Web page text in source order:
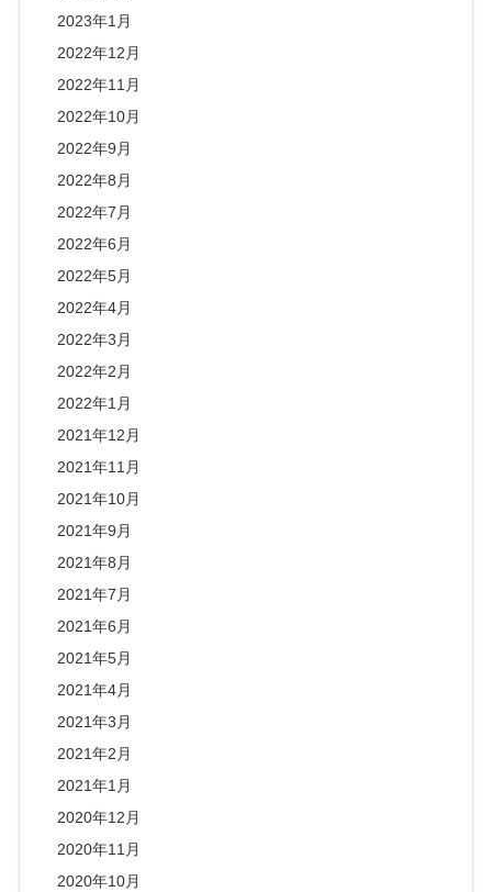
2023年1月
2022年12月
2022年11月
2022年10月
2022年9月
2022年8月
2022年7月
2022年6月
2022年5月
2022年4月
2022年3月
2022年2月
2022年1月
2021年12月
2021年11月
2021年10月
2021年9月
2021年8月
2021年7月
2021年6月
2021年5月
2021年4月
2021年3月
2021年2月
2021年1月
2020年12月
2020年11月
2020年10月